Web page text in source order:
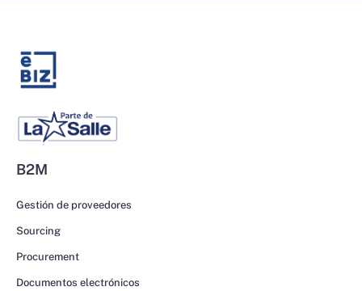
B2M
Gestión de proveedores
Sourcing
Procurement
Documentos electrónicos